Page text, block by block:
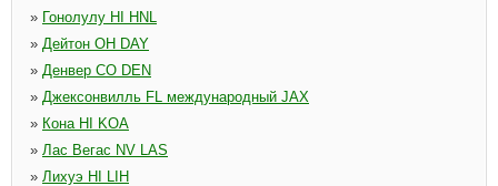
» Гонолулу HI HNL
» Дейтон OH DAY
» Денвер CO DEN
» Джексонвилль FL международный JAX
» Кона HI KOA
» Лас Вегас NV LAS
» Лихуэ HI LIH